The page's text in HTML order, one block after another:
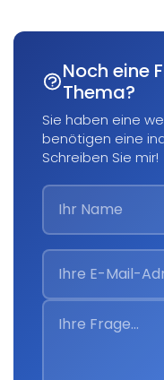
Noch eine
Thema?
Sie haben eine
benötigen eine
Schreiben Sie mir!